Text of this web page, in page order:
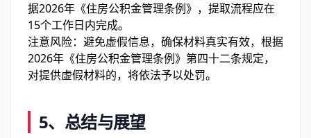
据2026年《住房公积金管理条例》，提取流程应在
15个工作日内完成。
注意风险：避免虚假信息，确保材料真实有效，根据
2026年《住房公积金管理条例》第四十二条规定，
对提供虚假材料的，将依法予以处罚。
5、 总结与展望